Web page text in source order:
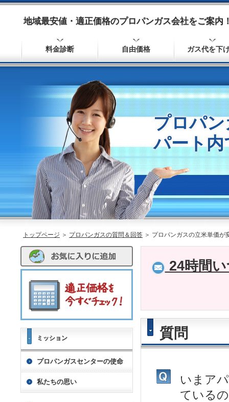
地域最安値・適正価格のプロパンガス会社をご案
プロパ
パート
トップページ ＞ プロパンガスの質問＆回答 ＞ プロパンガスの立米単価
24時間
質問
いまア
ている
ミッション
プロパンガスセンターの使命
私たちの思い
料金診断 自由価格 ガス代を下